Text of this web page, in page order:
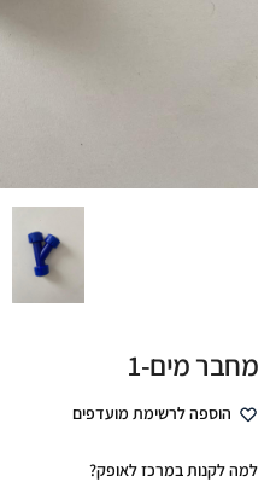
מחבר מים-1
הוספה לרשימת מועדפים
למה לקנות במרכז לאופק?